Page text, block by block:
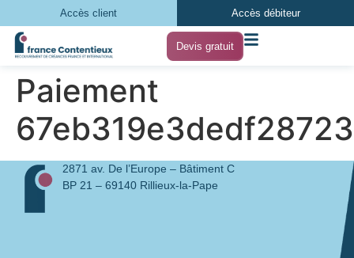
Accès client Accès débiteur
Devis gratuit
Paiement
2871 av. De l’Europe – Bâtiment C
BP 21 – 69140 Rillieux-la-Pape